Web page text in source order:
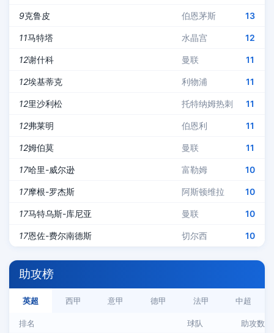
9克鲁皮 伯恩茅斯 13
11马特塔 水晶宫 12
12谢什科 曼联 11
12埃基蒂克 利物浦 11
12里沙利松 托特纳姆热刺 11
12弗莱明 伯恩利 11
12姆伯莫 曼联 11
17哈里-威尔逊 富勒姆 10
17摩根-罗杰斯 阿斯顿维拉 10
17马特乌斯-库尼亚 曼联 10
17恩佐-费尔南德斯 切尔西 10
助攻榜
英超 西甲 意甲 德甲 法甲 中超
排名 球队 助攻数